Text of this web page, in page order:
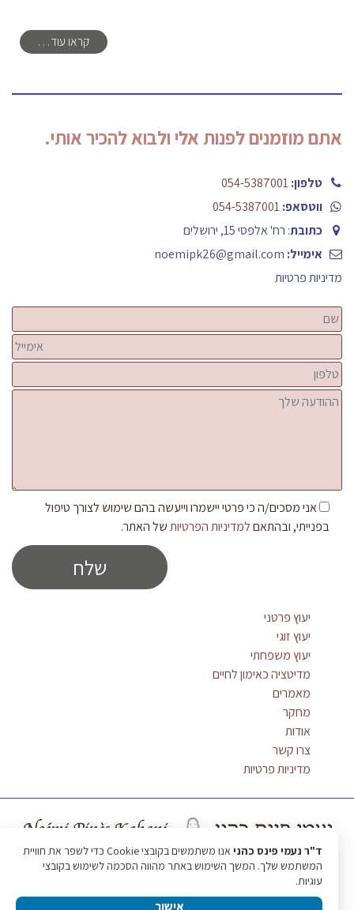
קראו עוד…
אתם מוזמנים לפנות אלי ולבוא להכיר אותי.
טלפון:054-5387001
ווטסאפ:054-5387001
כתובת: רח' אלפסי 15, ירושלים
אימייל: noemipk26@gmail.com
מדיניות פרטיות
אני מסכים/ה כי פרטי יישמרו וייעשה בהם שימוש לצורך טיפול
בפנייתי, ובהתאםלמדיניות הפרטיותשל האתר.
יעוץ פרטני
יעוץ זוגי
יעוץ משפחתי
מדיטציה כאימון לחיים
מאמרים
מחקר
אודות
צרו קשר
מדיניות פרטיות
ד"ר נעמי פינס כהני
אנו משתמשים בקובצי Cookie כדי לשפר את חוויית
המשתמש שלך. המשך השימוש באתר מהווה הסכמה לשימוש בקובצי
עוגיות.
אישור